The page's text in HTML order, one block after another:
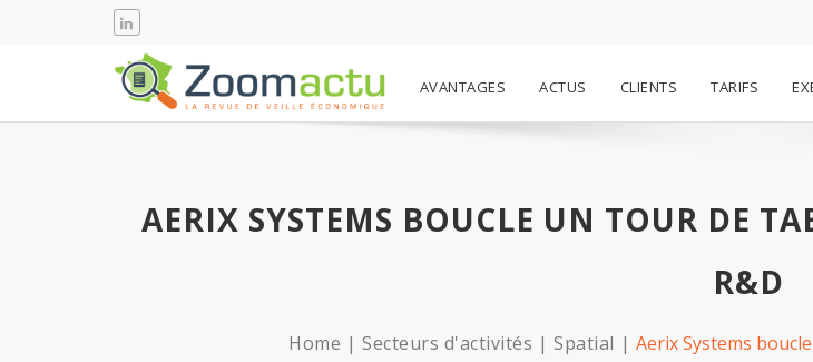
AVANTAGES ACTUS CLIENTS TARIFS
AERIX SYSTEMS BOUCLE UN TOUR DE
R&D
Home Secteurs d'activités Spatial Aerix Systems